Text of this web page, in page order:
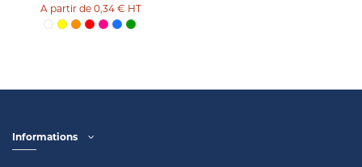
0,34 € HT
Informations